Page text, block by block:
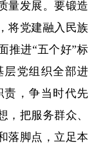
量发展。要锻造
将党建融入民族
推进“五个好”标
层党组织全部进
责，争当时代先
，把服务群众、
落脚点，立足本